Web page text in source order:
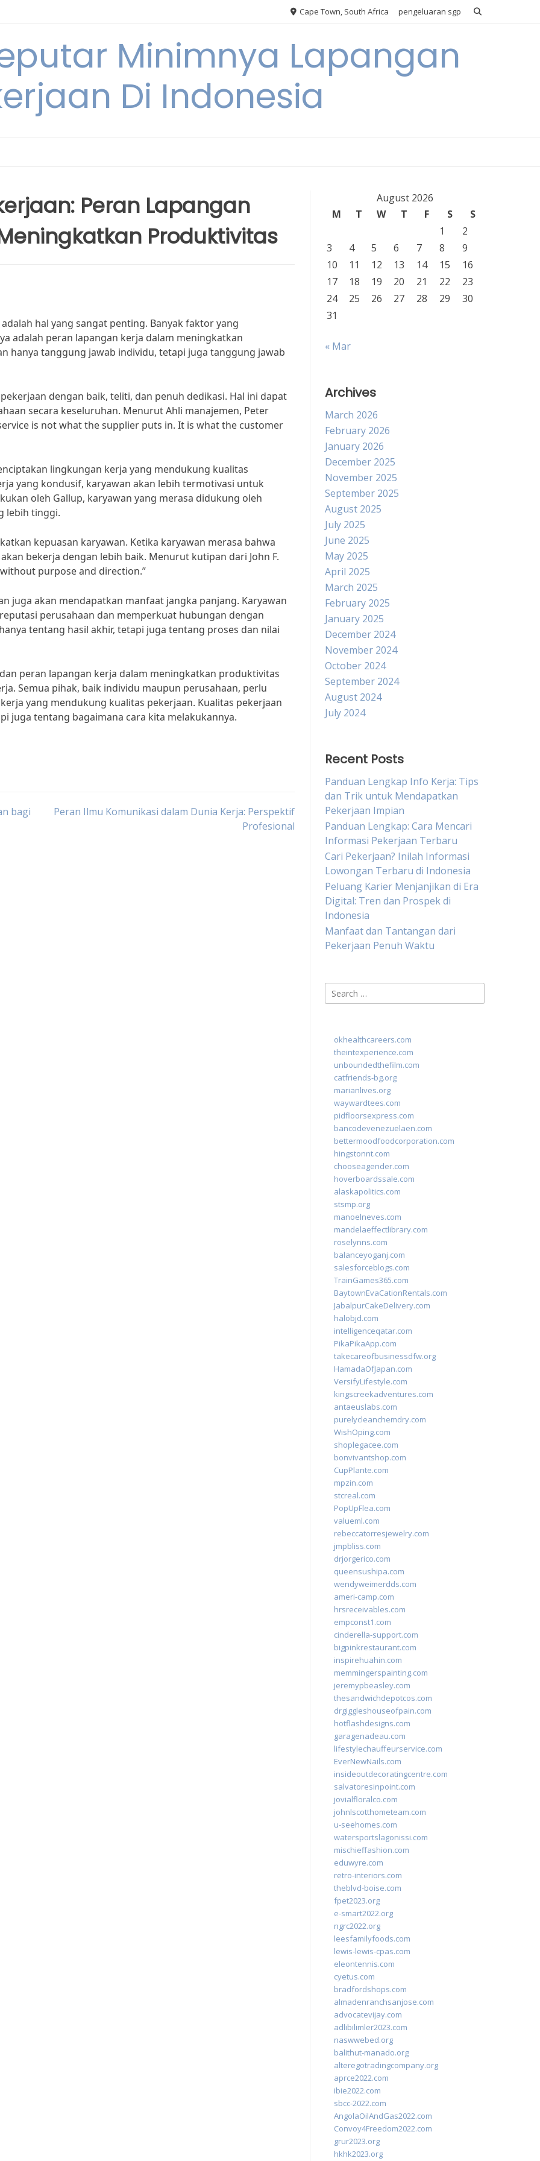
Cape Town, South Africa pengeluaran sgp
Minimnya Lapangan
Di Indonesia
Peran Lapangan
Produktivitas
hal yang sangat penting. Banyak faktor yang
adalah peran lapangan kerja dalam meningkatkan
hanya tanggung jawab individu, tetapi juga tanggung jawab
dengan baik, teliti, dan penuh dedikasi. Hal ini dapat
secara keseluruhan. Menurut Ahli manajemen, Peter
is not what the supplier puts in. It is what the customer
lingkungan kerja yang mendukung kualitas
yang kondusif, karyawan akan lebih termotivasi untuk
oleh Gallup, karyawan yang merasa didukung oleh
lebih tinggi.
kepuasan karyawan. Ketika karyawan merasa bahwa
bekerja dengan lebih baik. Menurut kutipan dari John F.
purpose and direction.”
juga akan mendapatkan manfaat jangka panjang. Karyawan
perusahaan dan memperkuat hubungan dengan
tentang hasil akhir, tetapi juga tentang proses dan nilai
peran lapangan kerja dalam meningkatkan produktivitas
Semua pihak, baik individu maupun perusahaan, perlu
yang mendukung kualitas pekerjaan. Kualitas pekerjaan
juga tentang bagaimana cara kita melakukannya.
bagi
Peran Ilmu Komunikasi dalam Dunia Kerja: Perspektif
Profesional
August 2026
M
T W T F S
S
1
2
3
4 5 6 7 8
9
10
11 12 13 14 15
16
17
18 19 20 21 22
23
24
25 26 27 28 29
30
31
« Mar
Archives
March 2026
February 2026
January 2026
December 2025
November 2025
September 2025
August 2025
July 2025
June 2025
May 2025
April 2025
March 2025
February 2025
January 2025
December 2024
November 2024
October 2024
September 2024
August 2024
July 2024
Recent Posts
Panduan Lengkap Info Kerja: Tips
dan Trik untuk Mendapatkan
Pekerjaan Impian
Panduan Lengkap: Cara Mencari
Informasi Pekerjaan Terbaru
Cari Pekerjaan? Inilah Informasi
Lowongan Terbaru di Indonesia
Peluang Karier Menjanjikan di Era
Digital: Tren dan Prospek di
Indonesia
Manfaat dan Tantangan dari
Pekerjaan Penuh Waktu
Search
for:
okhealthcareers.com
theintexperience.com
unboundedthefilm.com
catfriends-bg.org
marianlives.org
waywardtees.com
pidfloorsexpress.com
bancodevenezuelaen.com
bettermoodfoodcorporation.com
hingstonnt.com
chooseagender.com
hoverboardssale.com
alaskapolitics.com
stsmp.org
manoelneves.com
mandelaeffectlibrary.com
roselynns.com
balanceyoganj.com
salesforceblogs.com
TrainGames365.com
BaytownEvaCationRentals.com
JabalpurCakeDelivery.com
halobjd.com
intelligenceqatar.com
PikaPikaApp.com
takecareofbusinessdfw.org
HamadaOfJapan.com
VersifyLifestyle.com
kingscreekadventures.com
antaeuslabs.com
purelycleanchemdry.com
WishOping.com
shoplegacee.com
bonvivantshop.com
CupPlante.com
mpzin.com
stcreal.com
PopUpFlea.com
valueml.com
rebeccatorresjewelry.com
jmpbliss.com
drjorgerico.com
queensushipa.com
wendyweimerdds.com
ameri-camp.com
hrsreceivables.com
empconst1.com
cinderella-support.com
bigpinkrestaurant.com
inspirehuahin.com
memmingerspainting.com
jeremypbeasley.com
thesandwichdepotcos.com
drgiggleshouseofpain.com
hotflashdesigns.com
garagenadeau.com
lifestylechauffeurservice.com
EverNewNails.com
insideoutdecoratingcentre.com
salvatoresinpoint.com
jovialfloralco.com
johnlscotthometeam.com
u-seehomes.com
watersportslagonissi.com
mischieffashion.com
eduwyre.com
retro-interiors.com
theblvd-boise.com
fpet2023.org
e-smart2022.org
ngrc2022.org
leesfamilyfoods.com
lewis-lewis-cpas.com
eleontennis.com
cyetus.com
bradfordshops.com
almadenranchsanjose.com
advocatevijay.com
adlibilimler2023.com
naswwebed.org
balithut-manado.org
alteregotradingcompany.org
aprce2022.com
ibie2022.com
sbcc-2022.com
AngolaOilAndGas2022.com
Convoy4Freedom2022.com
grur2023.org
hkhk2023.org